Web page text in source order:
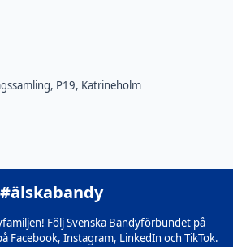
P19, Katrineholm
#älskabandy
Följ Svenska Bandyförbundet på
Facebook, Instagram, LinkedIn och TikTok.